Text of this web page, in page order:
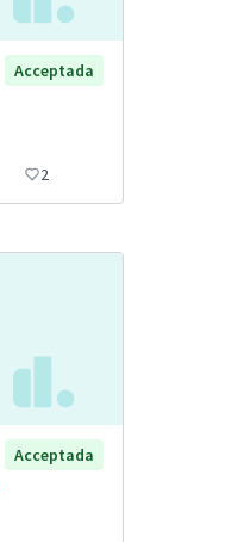
Acceptada
2
Acceptada